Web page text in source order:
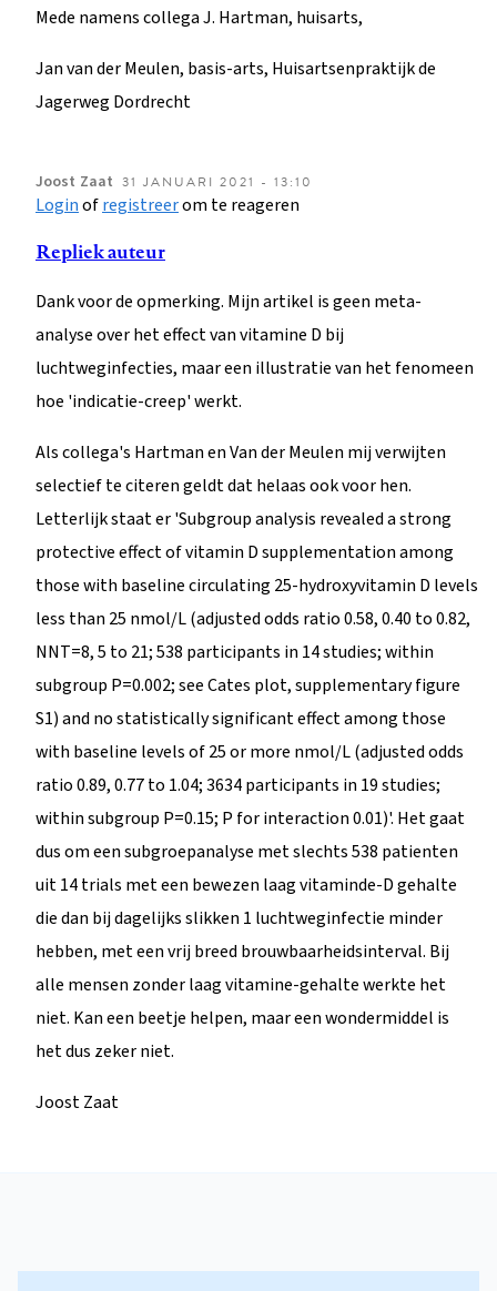
Mede namens collega J. Hartman, huisarts,
Jan van der Meulen, basis-arts, Huisartsenpraktijk de
Jagerweg Dordrecht
Joost Zaat 31 JANUARI 2021 - 13:10
Loginofregistreerom te reageren
Repliek auteur
Dank voor de opmerking. Mijn artikel is geen meta-
analyse over het effect van vitamine D bij
luchtweginfecties, maar een illustratie van het fenomeen
hoe 'indicatie-creep' werkt.
Als collega's Hartman en Van der Meulen mij verwijten
selectief te citeren geldt dat helaas ook voor hen.
Letterlijk staat er 'Subgroup analysis revealed a strong
protective effect of vitamin D supplementation among
those with baseline circulating 25-hydroxyvitamin D levels
less than 25 nmol/L (adjusted odds ratio 0.58, 0.40 to 0.82,
NNT=8, 5 to 21; 538 participants in 14 studies; within
subgroup P=0.002; see Cates plot, supplementary figure
S1) and no statistically significant effect among those
with baseline levels of 25 or more nmol/L (adjusted odds
ratio 0.89, 0.77 to 1.04; 3634 participants in 19 studies;
within subgroup P=0.15; P for interaction 0.01)'. Het gaat
dus om een subgroepanalyse met slechts 538 patienten
uit 14 trials met een bewezen laag vitaminde-D gehalte
die dan bij dagelijks slikken 1 luchtweginfectie minder
hebben, met een vrij breed brouwbaarheidsinterval. Bij
alle mensen zonder laag vitamine-gehalte werkte het
niet. Kan een beetje helpen, maar een wondermiddel is
het dus zeker niet.
Joost Zaat